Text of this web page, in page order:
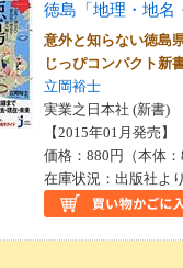
徳島「地理・地名
意外と知らない徳島
じっぴコンパクト新
立岡裕士
実業之日本社 (新書)
【2015年01月発売
価格：880円（本体：
在庫状況：出版社よ